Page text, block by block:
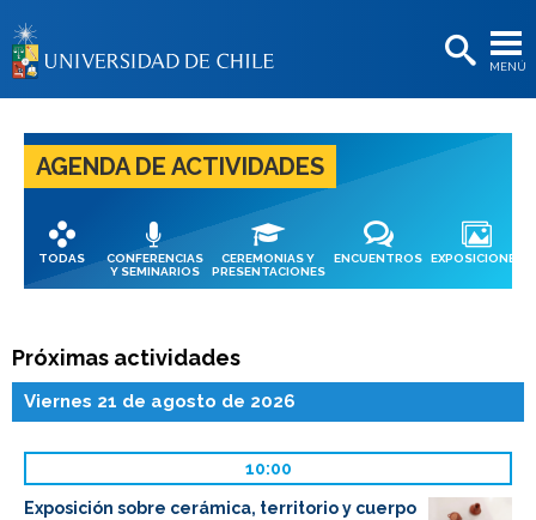
MENÚ
BIBLIOTECAS
Postulantes
Estudiantes
Académicas/os
Egresadas/os
AGENDA DE ACTIVIDADES
TODAS
CONFERENCIAS
Y SEMINARIOS
CEREMONIAS Y
PRESENTACIONES
ENCUENTROS EXPOSICIONES
Próximas actividades
Viernes 21 de agosto de 2026
10:00
Exposición sobre cerámica, territorio y cuerpo